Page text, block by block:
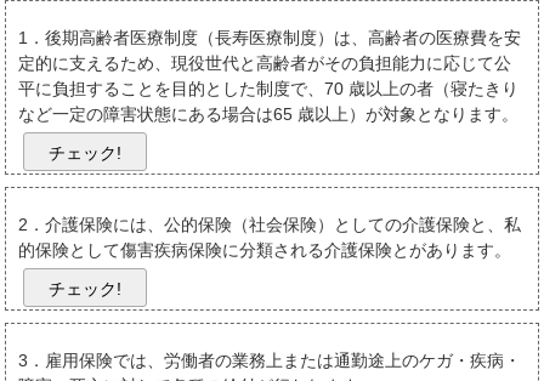
1．後期高齢者医療制度（長寿医療制度）は、高齢者の医療費を安
定的に支えるため、現役世代と高齢者がその負担能力に応じて公
平に負担することを目的とした制度で、70 歳以上の者（寝たきり
など一定の障害状態にある場合は65 歳以上）が対象となります。
チェック!
2．介護保険には、公的保険（社会保険）としての介護保険と、私
的保険として傷害疾病保険に分類される介護保険とがあります。
チェック!
3．雇用保険では、労働者の業務上または通勤途上のケガ・疾病・